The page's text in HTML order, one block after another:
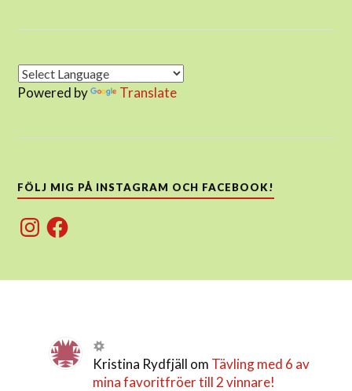
Powered by Translate
FÖLJ MIG PÅ INSTAGRAM OCH FACEBOOK!
InstagramFacebook
Kristina Rydfjäll om Tävling med 6 av
mina favoritfröer till 2 vinnare!